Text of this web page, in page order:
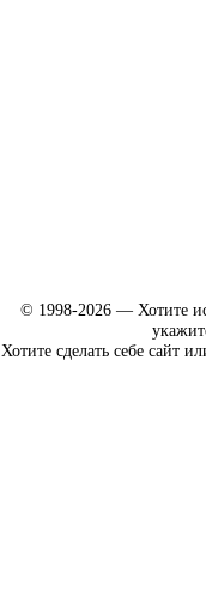
© 1998-2026 — Хотите
Хотите сделать себе сайт